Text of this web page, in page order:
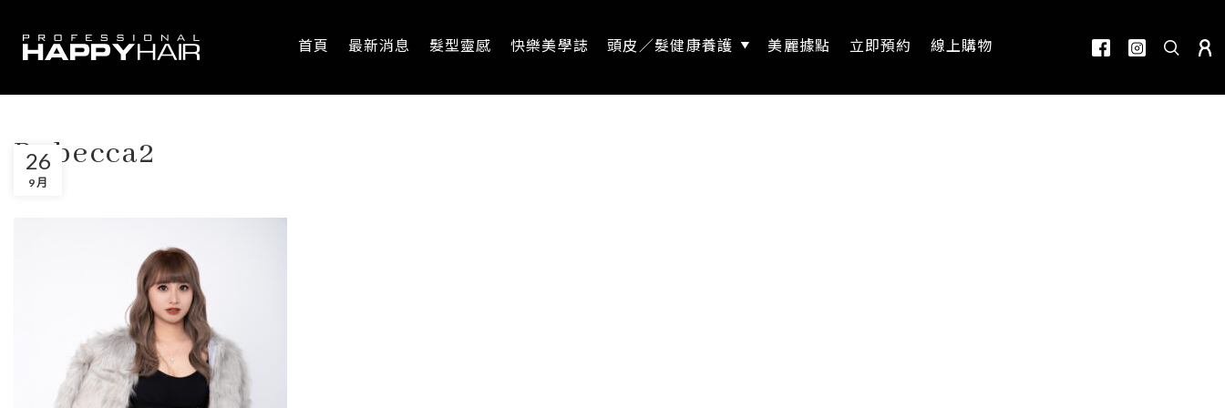
首頁 最新消息 髮型靈感 快樂美學誌 頭皮／髮健康養護 美麗據點 立即預約 線上購物
Rebecca2
26
9 月